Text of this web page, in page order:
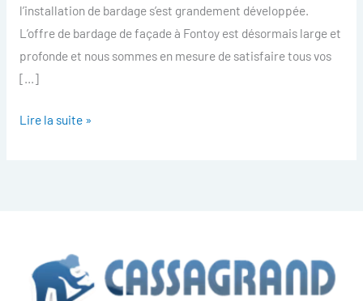
l’installation de bardage s’est grandement développée.
L’offre de bardage de façade à Fontoy est désormais large et
profonde et nous sommes en mesure de satisfaire tous vos
[…]
Lire la suite »